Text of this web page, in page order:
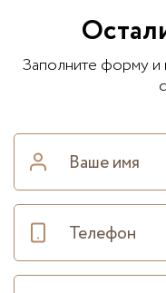
Заполните форму и